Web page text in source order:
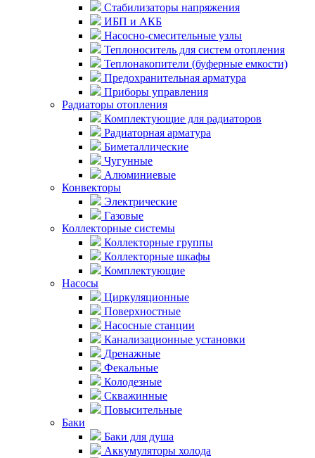
Стабилизаторы напряжения
ИБП и АКБ
Насосно-смесительные узлы
Теплоноситель для систем отопления
Теплонакопители (буферные емкости)
Предохранительная арматура
Приборы управления
Радиаторы отопления
Комплектующие для радиаторов
Радиаторная арматура
Биметаллические
Чугунные
Алюминиевые
Конвекторы
Электрические
Газовые
Коллекторные системы
Коллекторные группы
Коллекторные шкафы
Комплектующие
Насосы
Циркуляционные
Поверхностные
Насосные станции
Канализационные установки
Дренажные
Фекальные
Колодезные
Скважинные
Повысительные
Баки
Баки для душа
Аккумуляторы холода